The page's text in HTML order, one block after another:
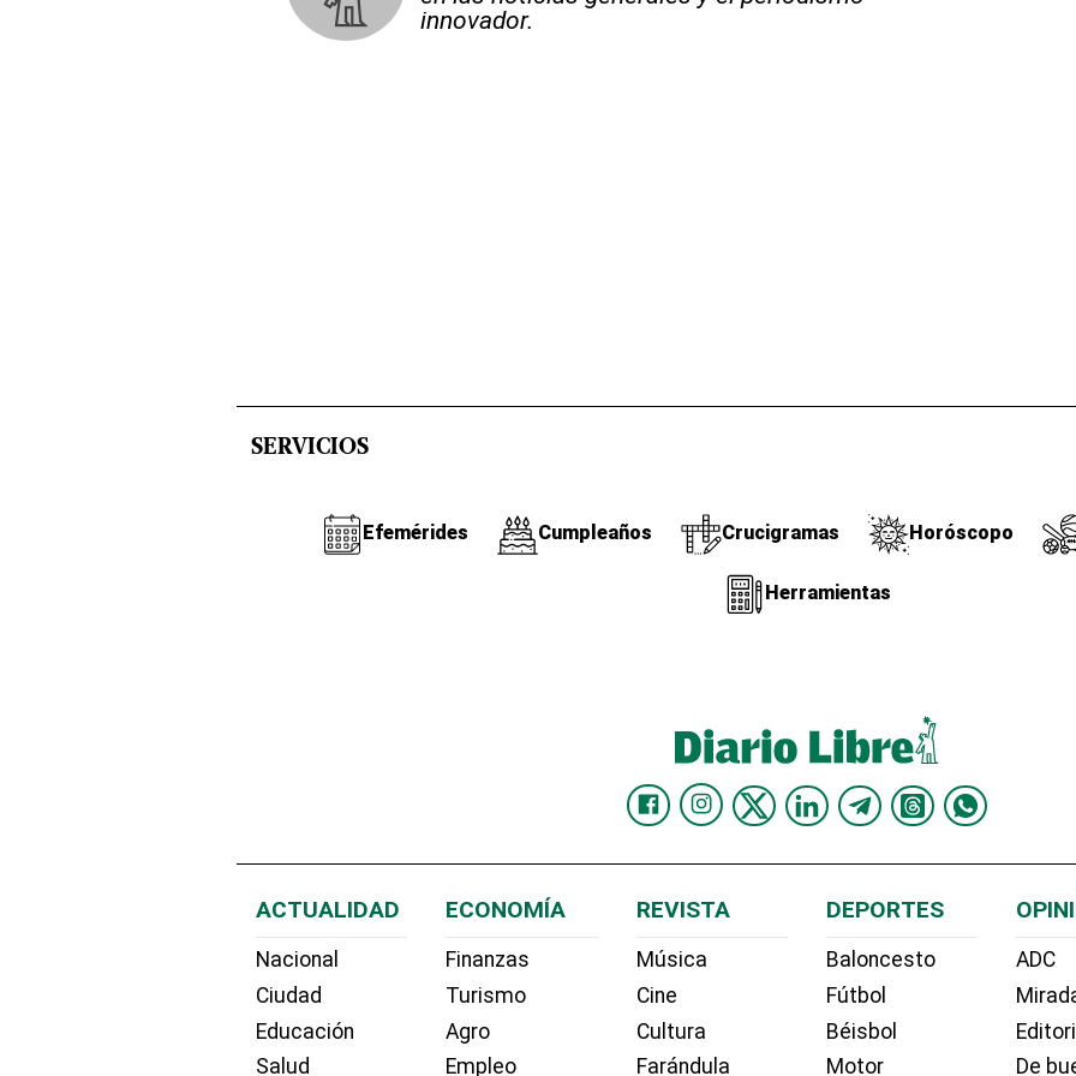
innovador.
SERVICIOS
Efemérides Cumpleaños Crucigramas Horóscopo
Herramientas
ACTUALIDAD
Nacional
Ciudad
Educación
Salud
ECONOMÍA
Finanzas
Turismo
Agro
Empleo
REVISTA
Música
Cine
Cultura
Farándula
DEPORTES
Baloncesto
Fútbol
Béisbol
Motor
ADC
De